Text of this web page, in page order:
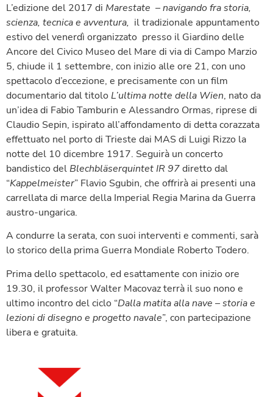
L’edizione del 2017 di Marestate – navigando fra storia,
scienza, tecnica e avventura, il tradizionale appuntamento
estivo del venerdì organizzato presso il Giardino delle
Ancore del Civico Museo del Mare di via di Campo Marzio
5, chiude il 1 settembre, con inizio alle ore 21, con uno
spettacolo d’eccezione, e precisamente con un film
documentario dal titolo L’ultima notte della Wien, nato da
un’idea di Fabio Tamburin e Alessandro Ormas, riprese di
Claudio Sepin, ispirato all’affondamento di detta corazzata
effettuato nel porto di Trieste dai MAS di Luigi Rizzo la
notte del 10 dicembre 1917. Seguirà un concerto
bandistico delBlechbläserquintet IR 97diretto dal
“Kappelmeister” Flavio Sgubin, che offrirà ai presenti una
carrellata di marce della Imperial Regia Marina da Guerra
austro-ungarica.
A condurre la serata, con suoi interventi e commenti, sarà
lo storico della prima Guerra Mondiale Roberto Todero.
Prima dello spettacolo, ed esattamente con inizio ore
19.30, il professor Walter Macovaz terrà il suo nono e
ultimo incontro del ciclo “Dalla matita alla nave – storia e
lezioni di disegno e progetto navale”, con partecipazione
libera e gratuita.